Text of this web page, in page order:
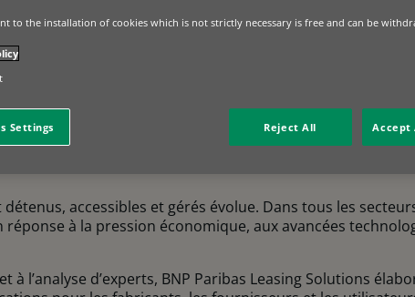
accessibles et gérés évolue. Dans tous les
à la pression économique, aux avancées
à l’analyse d’experts, BNP Paribas Leasing Solutions
to the installation of cookies which is not strictly necessary is free and can be
Settings Reject All Accept